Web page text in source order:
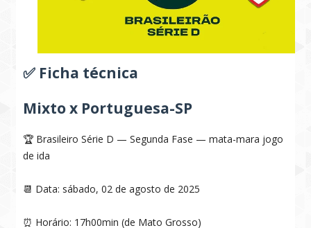
✅ Ficha técnica
Mixto x Portuguesa-SP
🏆 Brasileiro Série D — Segunda Fase — mata-mara jogo
de ida
📆 Data: sábado, 02 de agosto de 2025
⏰ Horário: 17h00min (de Mato Grosso)